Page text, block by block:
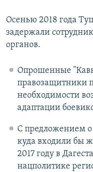
Осенью 2018 года
задержали
органов.
Опрошенные
правозащитники
необходимости
адаптации
С предложением о
куда входили бы
2017 году в
нацполитике